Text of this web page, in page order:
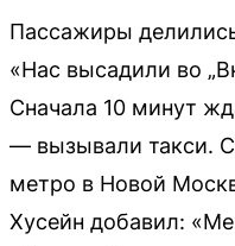
Пассажиры
«Нас высадили во
Сначала 10 минут
— вызывали такси.
метро в Новой
Хусейн добавил: